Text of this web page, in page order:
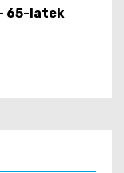
65-latek